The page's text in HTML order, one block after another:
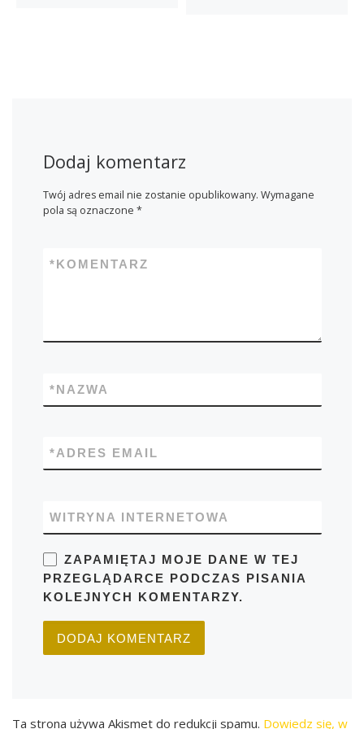
Dodaj komentarz
Twój adres email nie zostanie opublikowany. Wymagane
pola są oznaczone *
KOMENTARZ
*
NAZWA
*
ADRES EMAIL
*
WITRYNA INTERNETOWA
ZAPAMIĘTAJ MOJE DANE W TEJ
PRZEGLĄDARCE PODCZAS PISANIA
KOLEJNYCH KOMENTARZY.
Ta strona używa Akismet do redukcji spamu. Dowiedz się, w